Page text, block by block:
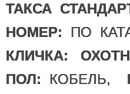
ТАКСА
НОМЕР: ПО
КЛИЧКА:
ПОЛ: КОБЕЛЬ,